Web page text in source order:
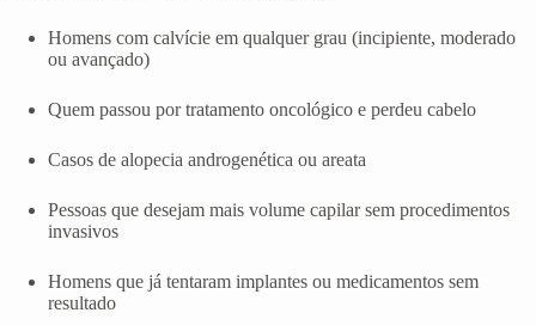
Homens com calvície em qualquer grau (incipiente, moderado
ou avançado)
Quem passou por tratamento oncológico e perdeu cabelo
Casos de alopecia androgenética ou areata
Pessoas que desejam mais volume capilar sem procedimentos
invasivos
Homens que já tentaram implantes ou medicamentos sem
resultado